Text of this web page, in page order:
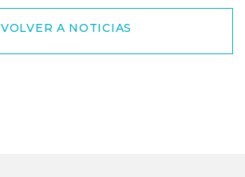
VOLVER A NOTICIAS